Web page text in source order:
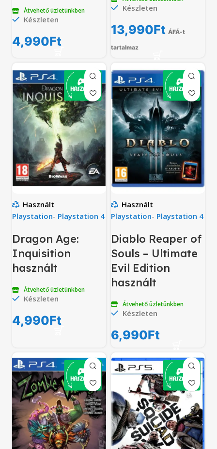
Átvehető üzletünkben
Készleten
4,990Ft
Készleten
13,990Ft ÁFÁ-t
tartalmaz
Használt
Playstation- Playstation 4
Dragon Age:
Inquisition
használt
Átvehető üzletünkben
Készleten
4,990Ft
Használt
Playstation- Playstation 4
Diablo Reaper of
Souls – Ultimate
Evil Edition
használt
Átvehető üzletünkben
Készleten
6,990Ft